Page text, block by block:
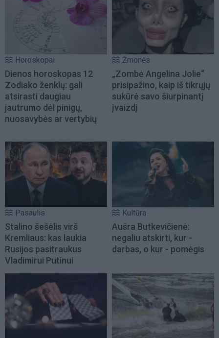
Horoskopai
Dienos horoskopas 12
Zodiako ženklų: gali
atsirasti daugiau
jautrumo dėl pinigų,
nuosavybės ar vertybių
Žmonės
„Zombė Angelina Jolie“
prisipažino, kaip iš tikrųjų
sukūrė savo šiurpinantį
įvaizdį
Pasaulis
Stalino šešėlis virš
Kremliaus: kas laukia
Rusijos pasitraukus
Vladimirui Putinui
Kultūra
Aušra Butkevičienė:
negaliu atskirti, kur -
darbas, o kur - pomėgis